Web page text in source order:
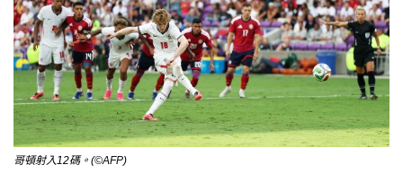
哥頓射入12碼。(©AFP)